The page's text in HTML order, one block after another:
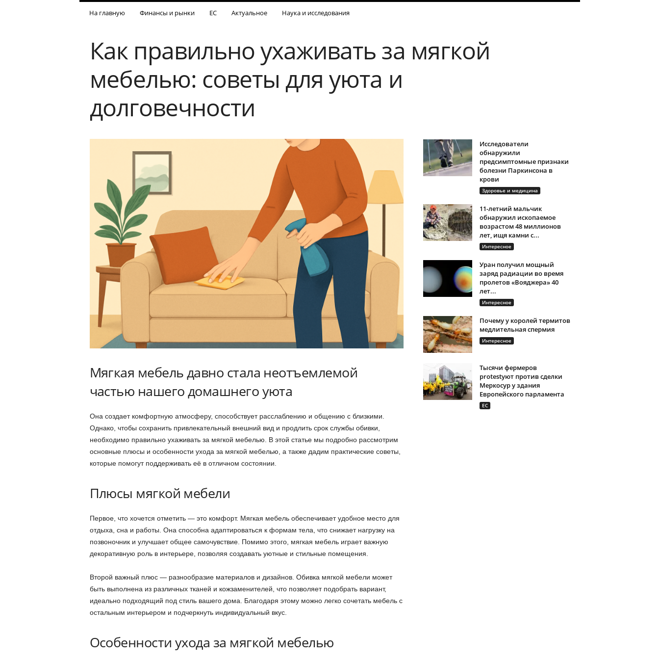
На главную Финансы и рынки ЕС Актуальное Наука и исследования
Как правильно ухаживать за мягкой
мебелью: советы для уюта и
долговечности
Мягкая мебель давно стала неотъемлемой
частью нашего домашнего уюта
Она создает комфортную атмосферу, способствует расслаблению и общению с близкими.
Однако, чтобы сохранить привлекательный внешний вид и продлить срок службы обивки,
необходимо правильно ухаживать за мягкой мебелью. В этой статье мы подробно рассмотрим
основные плюсы и особенности ухода за мягкой мебелью, а также дадим практические советы,
которые помогут поддерживать её в отличном состоянии.
Плюсы мягкой мебели
Первое, что хочется отметить — это комфорт. Мягкая мебель обеспечивает удобное место для
отдыха, сна и работы. Она способна адаптироваться к формам тела, что снижает нагрузку на
позвоночник и улучшает общее самочувствие. Помимо этого, мягкая мебель играет важную
декоративную роль в интерьере, позволяя создавать уютные и стильные помещения.
Второй важный плюс — разнообразие материалов и дизайнов. Обивка мягкой мебели может
быть выполнена из различных тканей и кожзаменителей, что позволяет подобрать вариант,
идеально подходящий под стиль вашего дома. Благодаря этому можно легко сочетать мебель с
остальным интерьером и подчеркнуть индивидуальный вкус.
Особенности ухода за мягкой мебелью
Исследователи
обнаружили
предсимптомные признаки
болезни Паркинсона в
крови
Здоровье и медицина
11-летний мальчик
обнаружил ископаемое
возрастом 48 миллионов
лет, ищя камни с...
Интересное
Уран получил мощный
заряд радиации во время
пролетов «Вояджера» 40
лет...
Интересное
Почему у королей термитов
медлительная спермия
Интересное
Тысячи фермеров
protestуют против сделки
Меркосур у здания
Европейского парламента
ЕС